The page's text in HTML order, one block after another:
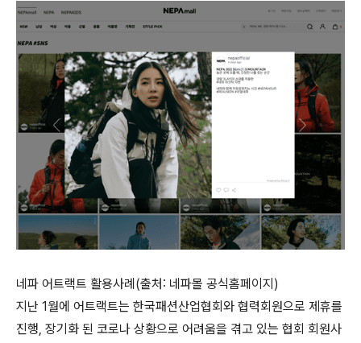
네파 어트랙트 활용사례(출처: 네파몰 공식홈페이지)
지난 1월에 어트랙트는 한국패션산업협회와 협력회원으로 제휴를
진행, 장기화 된 코로나 상황으로 어려움을 겪고 있는 협회 회원사